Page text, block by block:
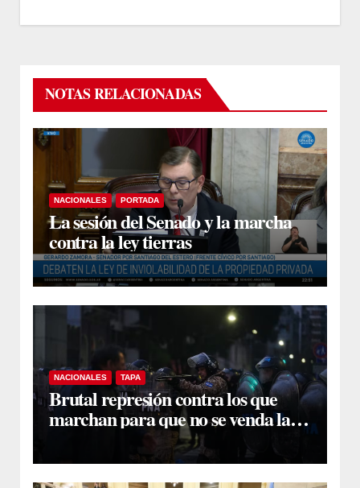
NOTAS RELACIONADAS
NACIONALES PORTADA
La sesión del Senado y la marcha
contra la ley tierras
NACIONALES TAPA
Brutal represión contra los que
marchan para que no se venda la